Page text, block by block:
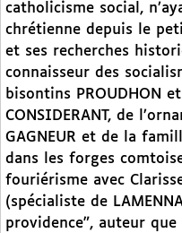
catholicisme social,
chrétienne depuis le
et ses recherches
connaisseur des
bisontins PROUDHON
CONSIDERANT, de
GAGNEUR et de la
dans les forges
fouriérisme avec
(spécialiste de
providence", auteur